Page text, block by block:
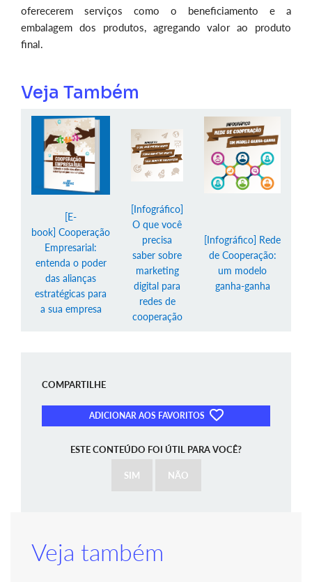
oferecerem serviços como o beneficiamento e a
embalagem dos produtos, agregando valor ao produto
final.
Veja Também
[E-
book] Cooperação
Empresarial:
entenda o poder
das alianças
estratégicas para
a sua empresa
[Infográfico]
O que você
precisa
saber sobre
marketing
digital para
redes de
cooperação
[Infográfico] Rede
de Cooperação:
um modelo
ganha-ganha
COMPARTILHE
ADICIONAR AOS FAVORITOS
ESTE CONTEÚDO FOI ÚTIL PARA VOCÊ?
SIM NÃO
Veja também